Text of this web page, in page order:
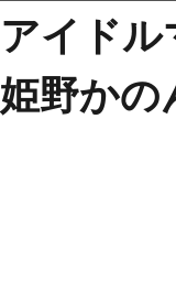
アイド
姫野かの